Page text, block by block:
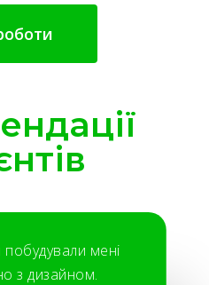
побудували мені
з дизайном.